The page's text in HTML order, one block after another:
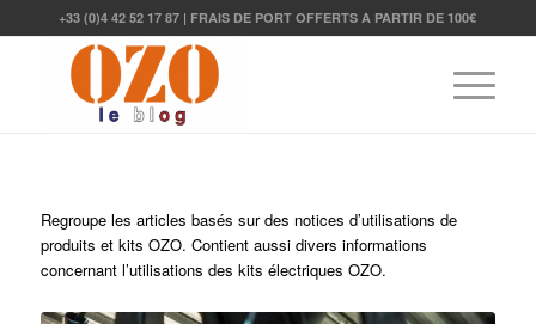
+33 (0)4 42 52 17 87 | FRAIS DE PORT OFFERTS A PARTIR DE 100€
Regroupe les articles basés sur des notices d’utilisations de
produits et kits OZO. Contient aussi divers informations
concernant l’utilisations des kits électriques OZO.